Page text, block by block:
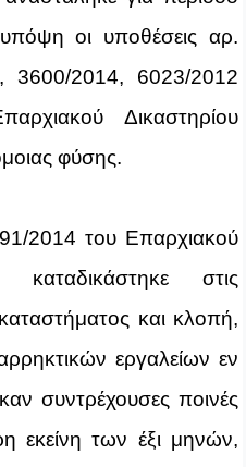
οι υποθέσεις αρ.
3600/2014, 6023/2012
Δικαστηρίου
φύσης.
2014 του Επαρχιακού
καταδικάστηκε στις
και κλοπή,
εργαλείων εν
συντρέχουσες ποινές
εκείνη των έξι μηνών,